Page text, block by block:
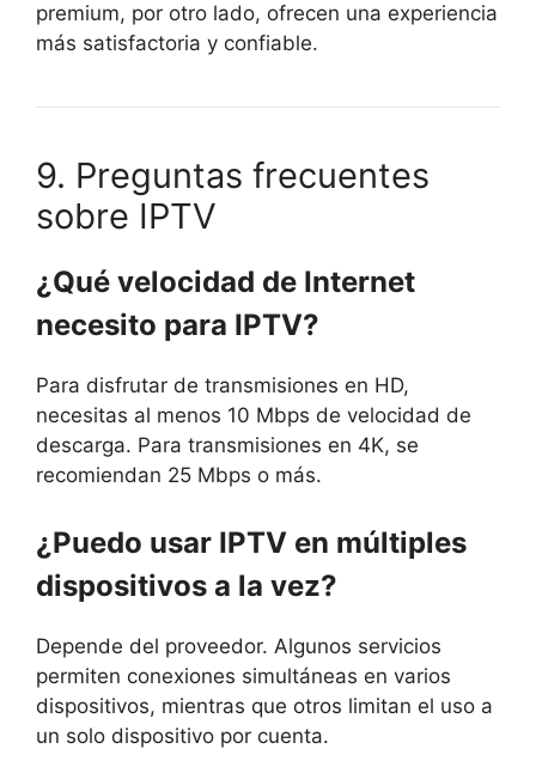
premium, por otro lado, ofrecen una experiencia
más satisfactoria y confiable.
9. Preguntas frecuentes
sobre IPTV
¿Qué velocidad de Internet
necesito para IPTV?
Para disfrutar de transmisiones en HD,
necesitas al menos 10 Mbps de velocidad de
descarga. Para transmisiones en 4K, se
recomiendan 25 Mbps o más.
¿Puedo usar IPTV en múltiples
dispositivos a la vez?
Depende del proveedor. Algunos servicios
permiten conexiones simultáneas en varios
dispositivos, mientras que otros limitan el uso a
un solo dispositivo por cuenta.